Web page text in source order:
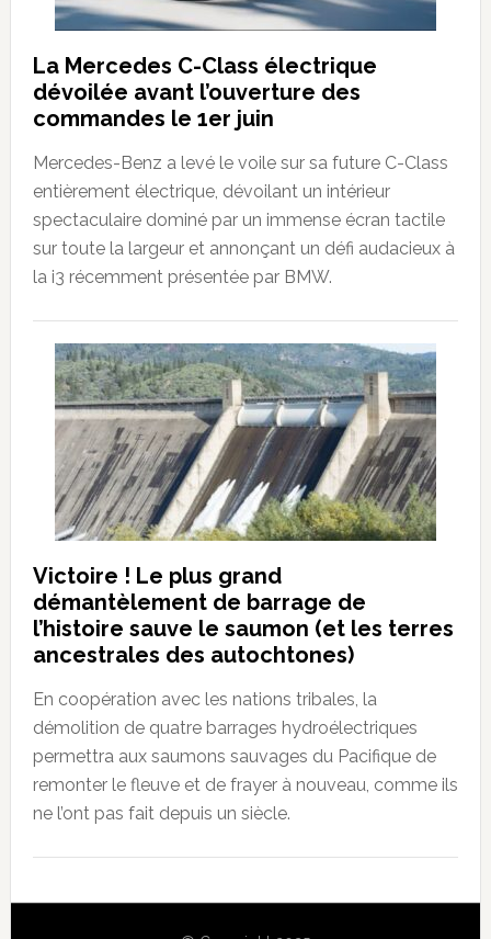
La Mercedes C-Class électrique
dévoilée avant l’ouverture des
commandes le 1er juin
Mercedes-Benz a levé le voile sur sa future C-Class
entièrement électrique, dévoilant un intérieur
spectaculaire dominé par un immense écran tactile
sur toute la largeur et annonçant un défi audacieux à
la i3 récemment présentée par BMW.
Victoire ! Le plus grand
démantèlement de barrage de
l’histoire sauve le saumon (et les terres
ancestrales des autochtones)
En coopération avec les nations tribales, la
démolition de quatre barrages hydroélectriques
permettra aux saumons sauvages du Pacifique de
remonter le fleuve et de frayer à nouveau, comme ils
ne l’ont pas fait depuis un siècle.